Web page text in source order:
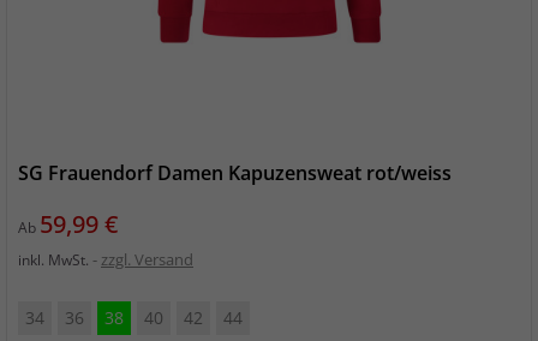
SG Frauendorf Damen Kapuzensweat rot/weiss
Ab Preis
59,99 €
inkl. MwSt. zzgl. Versand
34 36 38 40 42 44